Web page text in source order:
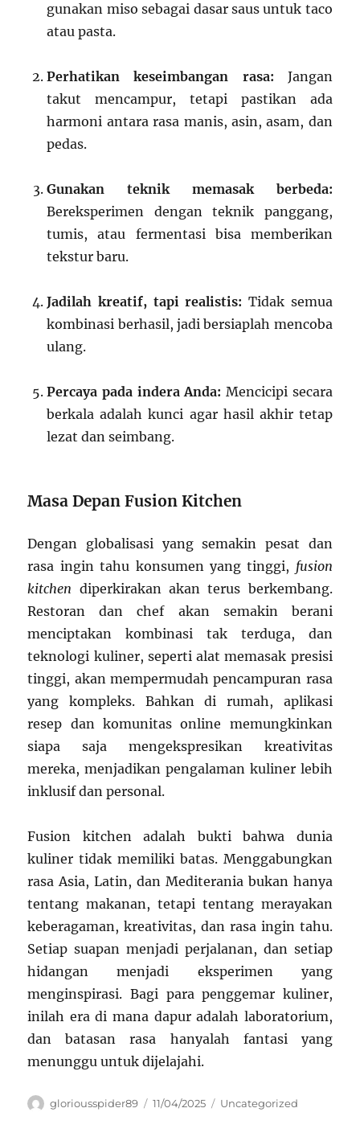
gunakan miso sebagai dasar saus untuk taco
atau pasta.
Perhatikan keseimbangan rasa: Jangan
takut mencampur, tetapi pastikan ada
harmoni antara rasa manis, asin, asam, dan
pedas.
Gunakan teknik memasak berbeda:
Bereksperimen dengan teknik panggang,
tumis, atau fermentasi bisa memberikan
tekstur baru.
Jadilah kreatif, tapi realistis: Tidak semua
kombinasi berhasil, jadi bersiaplah mencoba
ulang.
Percaya pada indera Anda: Mencicipi secara
berkala adalah kunci agar hasil akhir tetap
lezat dan seimbang.
Masa Depan Fusion Kitchen
Dengan globalisasi yang semakin pesat dan
rasa ingin tahu konsumen yang tinggi, fusion
kitchen diperkirakan akan terus berkembang.
Restoran dan chef akan semakin berani
menciptakan kombinasi tak terduga, dan
teknologi kuliner, seperti alat memasak presisi
tinggi, akan mempermudah pencampuran rasa
yang kompleks. Bahkan di rumah, aplikasi
resep dan komunitas online memungkinkan
siapa saja mengekspresikan kreativitas
mereka, menjadikan pengalaman kuliner lebih
inklusif dan personal.
Fusion kitchen adalah bukti bahwa dunia
kuliner tidak memiliki batas. Menggabungkan
rasa Asia, Latin, dan Mediterania bukan hanya
tentang makanan, tetapi tentang merayakan
keberagaman, kreativitas, dan rasa ingin tahu.
Setiap suapan menjadi perjalanan, dan setiap
hidangan menjadi eksperimen yang
menginspirasi. Bagi para penggemar kuliner,
inilah era di mana dapur adalah laboratorium,
dan batasan rasa hanyalah fantasi yang
menunggu untuk dijelajahi.
Author
gloriousspider89
Posted
11/04/2025 Categories
Uncategorized